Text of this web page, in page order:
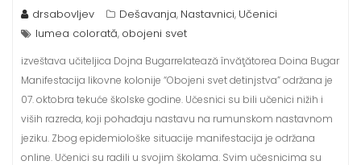
drsabovljev Dešavanja, Nastavnici, Učenici
lumea colorată, obojeni svet
izveštava učiteljica Dojna Bugarrelatează învăţătorea Doina Bugar
Manifestacija likovne kolonije “Obojeni svet detinjstva” održana je
07. oktobra tekuće školske godine. Učesnici su bili učenici nižih i
viših razreda, koji pohađaju nastavu na rumunskom nastavnom
jeziku. Zbog epidemiološke situacije manifestacija je održana
online. Učenici su radili u svojim školama. Svim učesnicima su